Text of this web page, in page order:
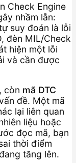
Check Engine
nhầm lẫn:
suy đoán là lỗi
đèn MIL/Check
hiện một lỗi
và cần được
còn mã DTC
đề. Một mã
lại liên quan
liệu hoặc
đọc mã, bạn
thời điểm
tăng lên.